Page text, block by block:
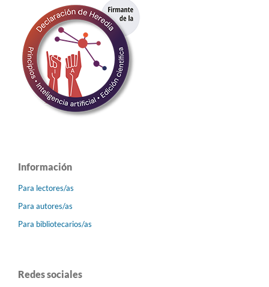
Información
Para lectores/as
Para autores/as
Para bibliotecarios/as
Redes sociales